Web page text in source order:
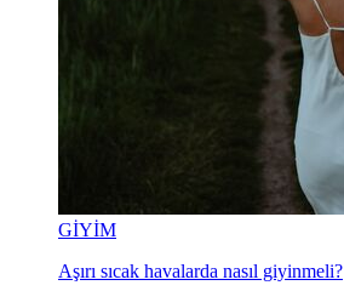
GİYİM
Aşırı sıcak havalarda nasıl giyinmeli?